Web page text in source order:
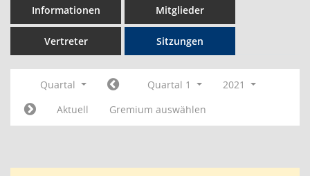
Informationen Mitglieder
Vertreter Sitzungen
Quartal Quartal 1
2021
Aktuell
Gremium auswählen